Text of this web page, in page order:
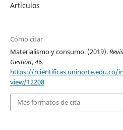
Artículos
Cómo citar
Materialismo y consumo. (2019).
Gestión,46.
https://rcientificas.uninorte.edu.co/
view/12208
Más formatos de cita